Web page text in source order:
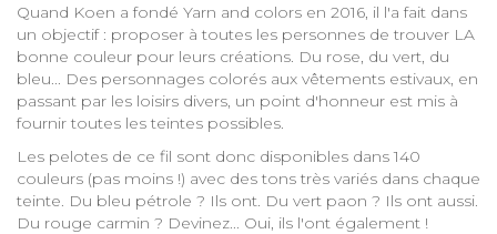
Quand Koen a fondé Yarn and colors en 2016, il l'a fait dans
un objectif : proposer à toutes les personnes de trouver LA
bonne couleur pour leurs créations. Du rose, du vert, du
bleu... Des personnages colorés aux vêtements estivaux, en
passant par les loisirs divers, un point d'honneur est mis à
fournir toutes les teintes possibles.
Les pelotes de ce fil sont donc disponibles dans 140
couleurs (pas moins !) avec des tons très variés dans chaque
teinte. Du bleu pétrole ? Ils ont. Du vert paon ? Ils ont aussi.
Du rouge carmin ? Devinez... Oui, ils l'ont également !